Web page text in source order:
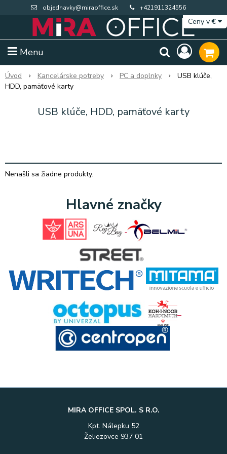
objednavky@miraoffice.sk +421911324556
Menu
Ceny v€
Extra výpredaj zásob Výpredaj BTS
Úvod Kancelárske potreby PC a doplnky
USB klúče,
HDD, pamäťové karty
USB klúče, HDD, pamäťové karty
Nenašli sa žiadne produkty.
Hlavné značky
MIRA OFFICE SPOL. S R.O.
Kpt. Nálepku 52
Želiezovce 937 01